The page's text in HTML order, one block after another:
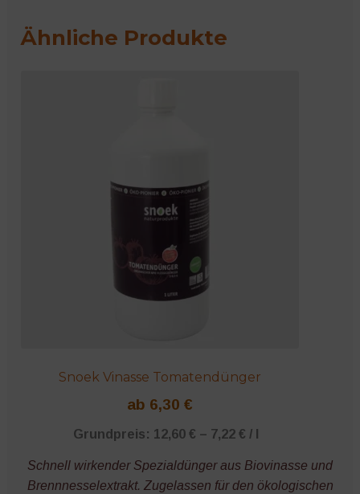
Ähnliche Produkte
Snoek Vinasse Tomatendünger
ab 6,30 €
Grundpreis: 12,60€ – 7,22€ /
Schnell wirkender Spezialdünger aus Biovinasse und
Brennnesselextrakt. Zugelassen für den ökologischen